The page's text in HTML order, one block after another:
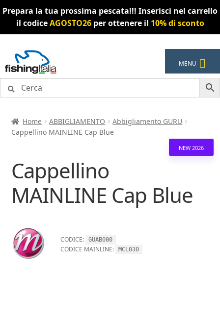
Prepara la tua prossima pescata!!! Inserisci nel carrello
il codiceAGOSTO26per ottenere il 10% di sconto
alla
navigazione
al
contenuto
MENU
Home ABBIGLIAMENTO
Abbigliamento GURU
Cappellino MAINLINE Cap Blue
NEW 2026
Cappellino
MAINLINE Cap Blue
CODICE: GUAB000
CODICE MAINLINE: MCL030